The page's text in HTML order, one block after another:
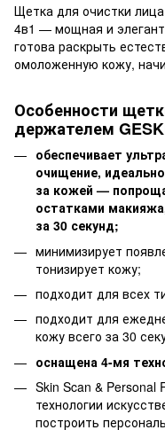
Щетка для очистки
4в1 — мощная и
готова раскрыть
омоложенную кожу,
Особенности
держателем
обеспечивает
очищение,
за кожей —
остатками
за 30 секунд;
минимизирует
тонизирует кожу;
подходит для всех
подходит для
кожу всего за 30
оснащена 4-мя
Skin Scan & Personal
технологии
построить